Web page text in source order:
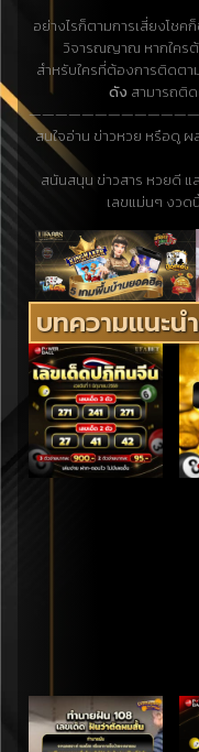
อย่างไรก็ตามการเสี่ยงโชค
วิจารณญาณ หากใคร
สำหรับใครที่ต้องการติดตา
ดัง สามารถติ
สนใจอ่าน ข่าวหวย หรือดู ผ
สนันสนุน ข่าวสาร หวยดี แ
เลขแม่นๆ งวด
บทความแนะนำ